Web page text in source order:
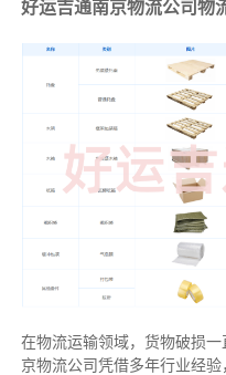
好运吉通南京物流公司物
在物流运输领域，货物破损
京物流公司凭借多年行业经